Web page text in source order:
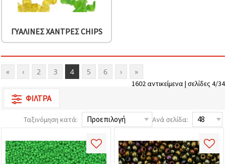
ΓΥΆΛΙΝΕΣ ΧΆΝΤΡΕΣ CHIPS
« ‹ 2 3 4 5 6 › »
1602 αντικείμενα | σελίδες 4/34
ΦΊΛΤΡΑ
Ταξινόμηση κατά: Ανά σελίδα: